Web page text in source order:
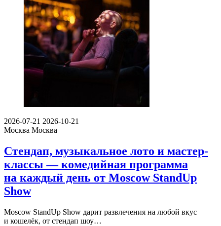
2026-07-21 2026-10-21
Москва Москва
Стендап, музыкальное лото и мастер-
классы — комедийная программа
на каждый день от Moscow StandUp
Show
Moscow StandUp Show дарит развлечения на любой вкус
и кошелёк, от стендап шоу…